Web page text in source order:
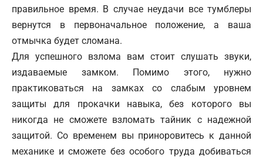
правильное время. В случае неудачи все тумблеры
вернутся в первоначальное положение, а ваша
отмычка будет сломана.
Для успешного взлома вам стоит слушать звуки,
издаваемые замком. Помимо этого, нужно
практиковаться на замках со слабым уровнем
защиты для прокачки навыка, без которого вы
никогда не сможете взломать тайник с надежной
защитой. Со временем вы приноровитесь к данной
механике и сможете без особого труда добиваться